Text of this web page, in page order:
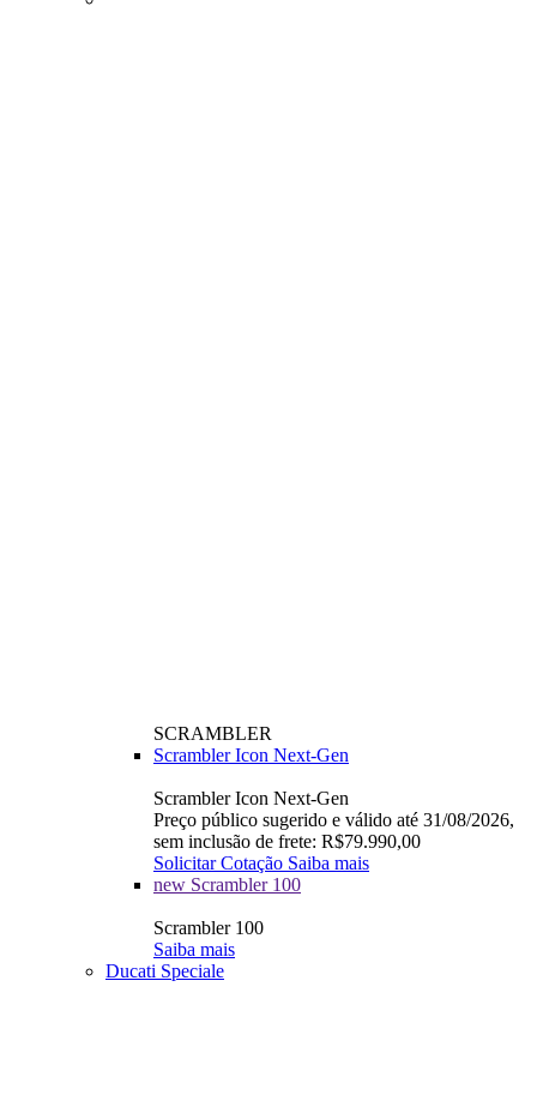
SCRAMBLER
Scrambler Icon Next-Gen
Scrambler Icon Next-Gen
Preço público sugerido e válido até 31/08/2026,
sem inclusão de frete: R$79.990,00
Solicitar Cotação Saiba mais
new Scrambler 100
Scrambler 100
Saiba mais
Ducati Speciale